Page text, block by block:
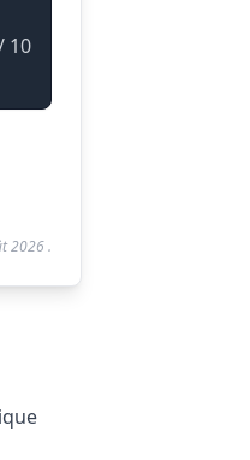
/ Décontamineuse
10
2026.